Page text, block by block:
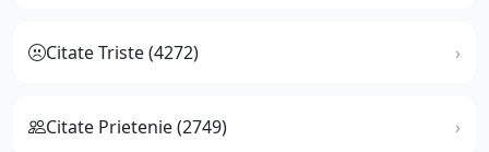
Citate Triste (4272)
Citate Prietenie (2749)